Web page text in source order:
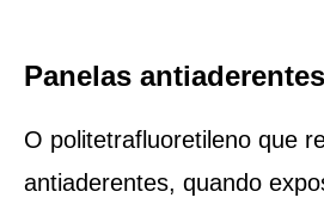
Panelas antiaderentes
O politetrafluoretileno que
antiaderentes, quando